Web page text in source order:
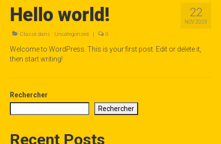
BLAYE EN ÉTAT D’ART
BLAYE LES HOSPICES DES ARTS
DEVENIR BÉNÉVOLE
NOUS SOUTENIR
LE PROGRAMME 2026
22
NOV 2023
Hello world!
Classé dans : Uncategorized | 0
Welcome to WordPress. This is your first post. Edit or delete it,
then start writing!
Rechercher
Rechercher
Recent Posts